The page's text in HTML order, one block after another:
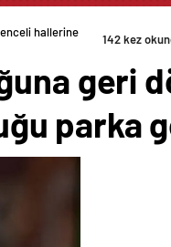
hallerine
142 kez
geri
parka